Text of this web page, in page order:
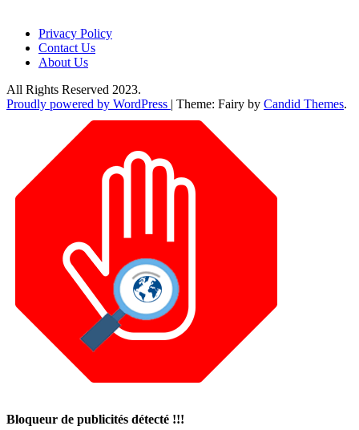
Privacy Policy
Contact Us
About Us
All Rights Reserved 2023.
Proudly powered by WordPress | Theme: Fairy by Candid Themes.
Bloqueur de publicités détecté !!!